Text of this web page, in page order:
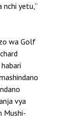
nchi yetu,”
wa Golf
vya
Mushi-